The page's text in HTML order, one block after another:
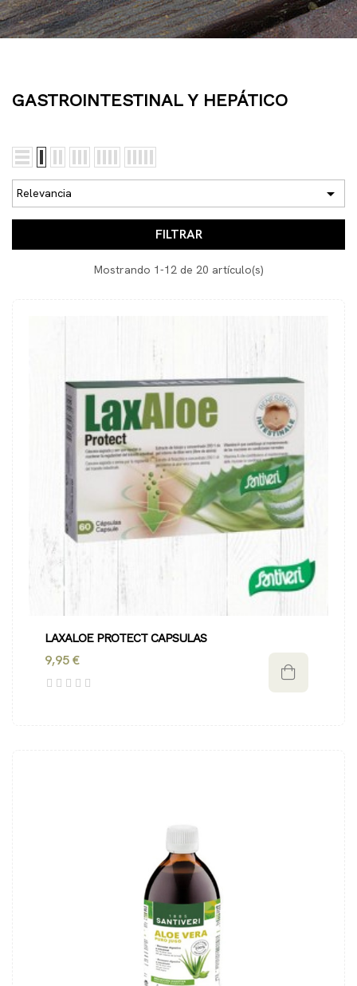
GASTROINTESTINAL Y HEPÁTICO
Relevancia 
FILTRAR
Mostrando 1-12 de 20 artículo(s)
LAXALOE PROTECT CAPSULAS
9,95 €